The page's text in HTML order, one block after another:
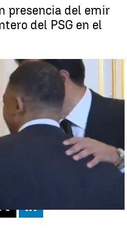
presencia del emir
del PSG en el
en el Elíseo | RMC Sport
de 2024, 23:00
X Linkedin